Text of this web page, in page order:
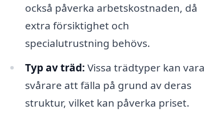
också påverka arbetskostnaden, då
extra försiktighet och
specialutrustning behövs.
Typ av träd: Vissa trädtyper kan vara
svårare att fälla på grund av deras
struktur, vilket kan påverka priset.